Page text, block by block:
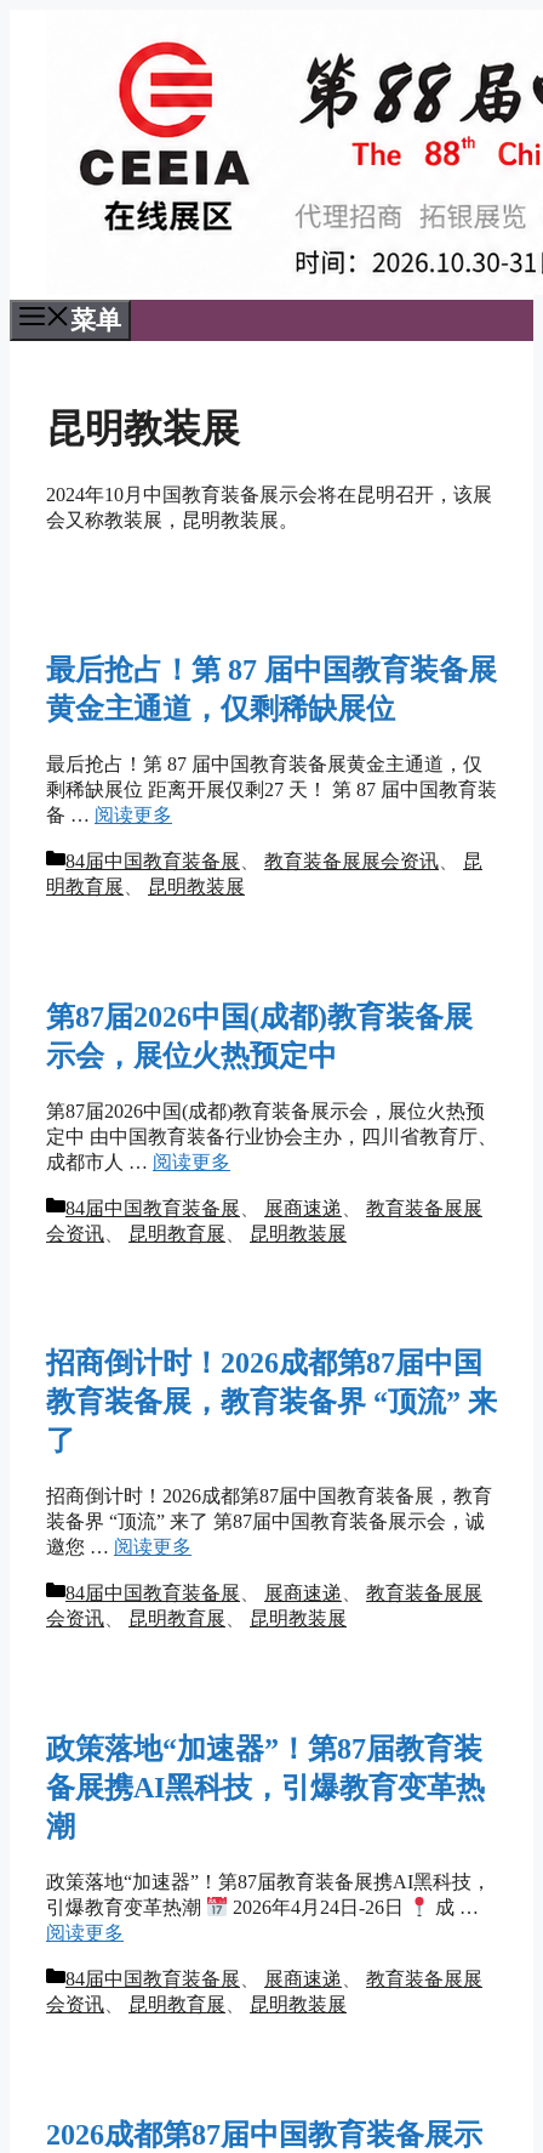
菜单
昆明教装展
2024年10月中国教育装备展示会将在昆明召开，该展
会又称教装展，昆明教装展。
最后抢占！第 87 届中国教育装备展
黄金主通道，仅剩稀缺展位
最后抢占！第 87 届中国教育装备展黄金主通道，仅
剩稀缺展位 距离开展仅剩27 天！ 第 87 届中国教育装
备 … 阅读更多
分
类
84届中国教育装备展 教育装备展展会资讯
昆
明教育展
昆明教装展
第87届2026中国(成都)教育装备展
示会，展位火热预定中
第87届2026中国(成都)教育装备展示会，展位火热预
定中 由中国教育装备行业协会主办，四川省教育厅、
成都市人 … 阅读更多
分
类
84届中国教育装备展 展商速递
教育装备展展
会资讯
昆明教育展 昆明教装展
招商倒计时！2026成都第87届中国
教育装备展，教育装备界 “顶流” 来
了
招商倒计时！2026成都第87届中国教育装备展，教育
装备界 “顶流” 来了 第87届中国教育装备展示会，诚
邀您 … 阅读更多
分
类
84届中国教育装备展 展商速递
教育装备展展
会资讯
昆明教育展 昆明教装展
政策落地“加速器”！第87届教育装
备展携AI黑科技，引爆教育变革热
潮
政策落地“加速器”！第87届教育装备展携AI黑科技，
引爆教育变革热潮
2026年4月24日-26日
成 …
阅读更多
分
类
84届中国教育装备展 展商速递
教育装备展展
会资讯
昆明教育展 昆明教装展
2026成都第87届中国教育装备展示